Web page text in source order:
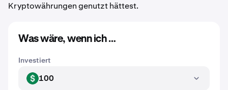
Kryptowährungen genutzt hättest.
Was wäre, wenn ich …
Investiert
USD 100